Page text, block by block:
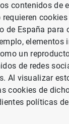
por el
ha sido
mundial (EISM)
teniendo en
Sistémica
por el Consejo
contenidos de
de España para
elementos
un
de redes
Al visualizar
cookies de
políticas